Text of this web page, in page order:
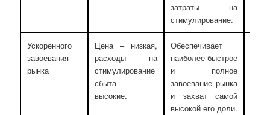
затраты на
стимулирование.
Ускоренного
завоевания
рынка
Цена – низкая,
расходы на
стимулирование
сбыта –
высокие.
Обеспечивает
наиболее быстрое
и полное
завоевание рынка
и захват самой
высокой его доли.